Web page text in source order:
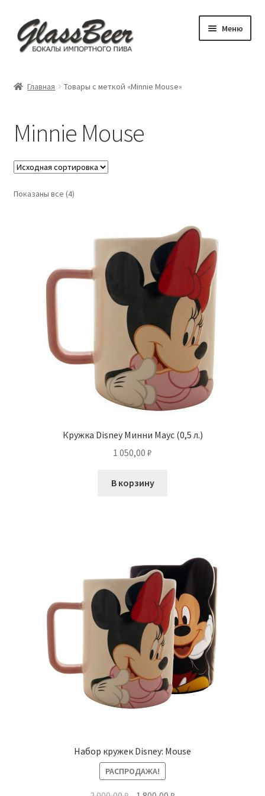
Перейти
к
навигации
Перейти
к
содержимому
Меню
Посуда для детей
Обложки
Бокал под заказ
Главная Товары с меткой «Minnie Mouse»
Minnie Mouse
Показаны все (4)
Кружка Disney Минни Маус (0,5 л.)
1 050,00 ₽
В корзину
Набор кружек Disney: Mouse
РАСПРОДАЖА!